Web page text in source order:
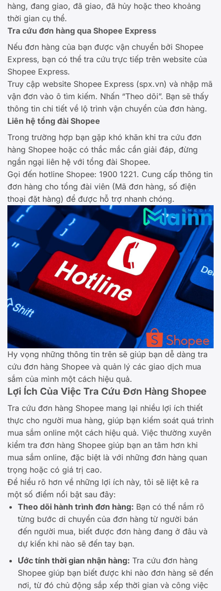
hàng, đang giao, đã giao, đã hủy hoặc theo khoảng
thời gian cụ thể.
Tra cứu đơn hàng qua Shopee Express
Nếu đơn hàng của bạn được vận chuyển bởi Shopee
Express, bạn có thể tra cứu trực tiếp trên website của
Shopee Express.
Truy cập website Shopee Express (spx.vn) và nhập mã
vận đơn vào ô tìm kiếm. Nhấn “Theo dõi”. Bạn sẽ thấy
thông tin chi tiết về lộ trình vận chuyển của đơn hàng.
Liên hệ tổng đài Shopee
Trong trường hợp bạn gặp khó khăn khi tra cứu đơn
hàng Shopee hoặc có thắc mắc cần giải đáp, đừng
ngần ngại liên hệ với tổng đài Shopee.
Gọi đến hotline Shopee: 1900 1221. Cung cấp thông tin
đơn hàng cho tổng đài viên (Mã đơn hàng, số điện
thoại đặt hàng) để được hỗ trợ nhanh chóng.
Hy vọng những thông tin trên sẽ giúp bạn dễ dàng tra
cứu đơn hàng Shopee và quản lý các giao dịch mua
sắm của mình một cách hiệu quả.
Lợi Ích Của Việc Tra Cứu Đơn Hàng Shopee
Tra cứu đơn hàng Shopee mang lại nhiều lợi ích thiết
thực cho người mua hàng, giúp bạn kiểm soát quá trình
mua sắm online một cách hiệu quả. Việc thường xuyên
kiểm tra đơn hàng Shopee giúp bạn an tâm hơn khi
mua sắm online, đặc biệt là với những đơn hàng quan
trọng hoặc có giá trị cao.
Để hiểu rõ hơn về những lợi ích này, tôi sẽ liệt kê ra
một số điểm nổi bật sau đây:
Theo dõi hành trình đơn hàng: Bạn có thể nắm rõ
từng bước di chuyển của đơn hàng từ người bán
đến người mua, biết được đơn hàng đang ở đâu và
dự kiến khi nào sẽ đến tay bạn.
Ước tính thời gian nhận hàng: Tra cứu đơn hàng
Shopee giúp bạn biết được khi nào đơn hàng sẽ đến
nơi, từ đó chủ động sắp xếp thời gian và công việc